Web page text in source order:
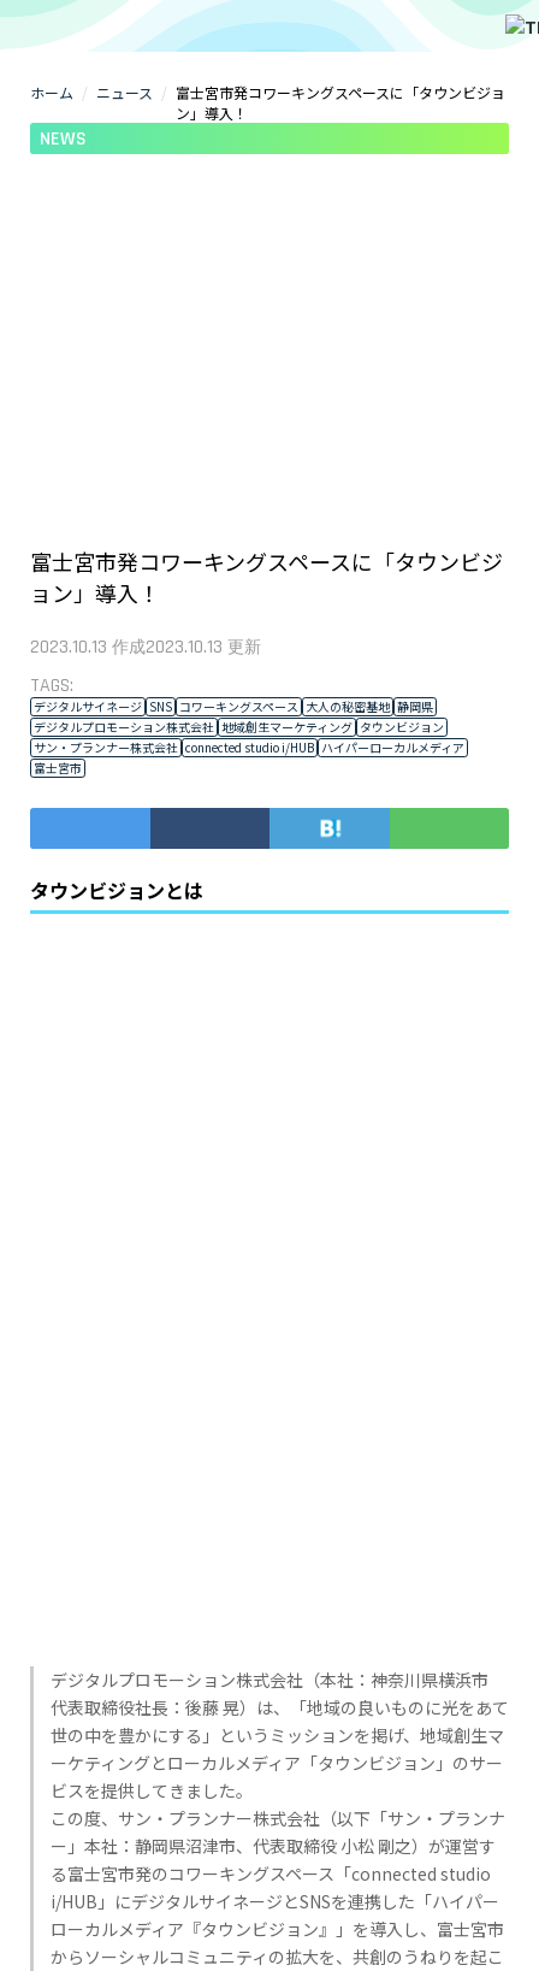
ホーム ニュース
富士宮市発コワーキングスペースに「タウンビジョ
ン」導入！
NEWS
富士宮市発コワーキングスペースに「タウンビジ
ョン」導入！
2023.10.13 作成2023.10.13 更新
TAGS:
デジタルサイネージ SNS コワーキングスペース 大人の秘密基地 静岡県
デジタルプロモーション株式会社 地域創生マーケティング タウンビジョン
サン・プランナー株式会社 connected studio i/HUB ハイパーローカルメディア
富士宮市
タウンビジョンとは
デジタルプロモーション株式会社（本社：神奈川県横浜市
代表取締役社長：後藤 晃）は、「地域の良いものに光をあて
世の中を豊かにする」というミッションを掲げ、地域創生マ
ーケティングとローカルメディア「タウンビジョン」のサー
ビスを提供してきました。
この度、サン・プランナー株式会社（以下「サン・プランナ
ー」本社：静岡県沼津市、代表取締役 小松 剛之）が運営す
る富士宮市発のコワーキングスペース「connected studio
i/HUB」にデジタルサイネージとSNSを連携した「ハイパー
ローカルメディア『タウンビジョン』」を導入し、富士宮市
からソーシャルコミュニティの拡大を、共創のうねりを起こ